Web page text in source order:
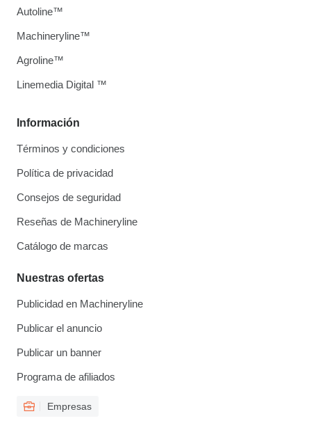
Información
Términos y condiciones
Política de privacidad
Consejos de seguridad
Reseñas de Machineryline
Catálogo de marcas
Nuestras ofertas
Publicidad en Machineryline
Publicar el anuncio
Publicar un banner
Programa de afiliados
Empresas
Autoline™
Machineryline™
Agroline™
Linemedia Digital ™